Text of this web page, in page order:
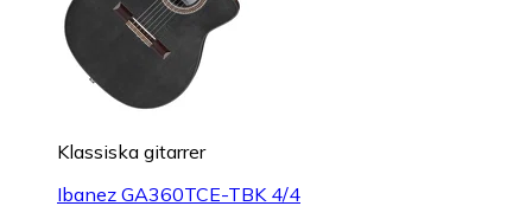
Klas­sis­ka gi­tar­rer
Ibanez GA360TCE-TBK 4/4